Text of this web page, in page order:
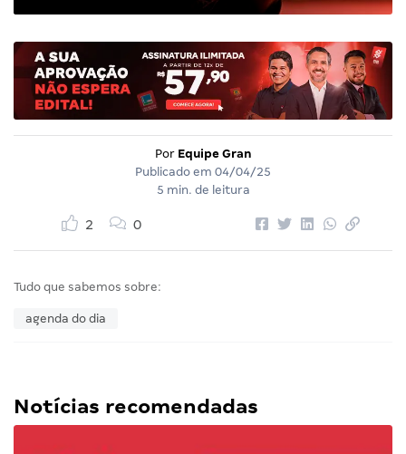
Por Equipe Gran
Publicado em 04/04/25
5 min. de leitura
2 0
Tudo que sabemos sobre:
agenda do dia
Notícias recomendadas